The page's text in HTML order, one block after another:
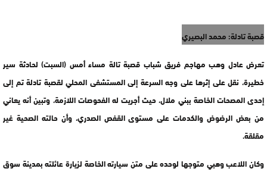
قصبة تادلة: محمد البصيري
تعرض عادل وهب مهاجم فريق شباب قصبة تالة مساء أمس (السبت) لحادثة سير
خطيرة، نقل على إثرها على وجه السرعة إلى المستشفى المحلي لقصبة تادلة تم إلى
إحدى المصحات الخاصة ببني ملال، حيث أجريت له الفحوصات اللازمة، وتبين أنه يعاني
من بعض الرضوض والكدمات على مستوى القفص الصدري، وأن حالته الصحية غير
مقلقة.
وكان اللاعب وهبي متوجها لوحده على متن سيارته الخاصة لزيارة عائلته بمدينة سوق